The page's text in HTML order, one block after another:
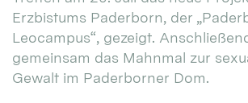
Erzbistums Paderborn, der
Leocampus“, gezeigt.
gemeinsam das Mahnmal zur
Gewalt im Paderborner Dom.